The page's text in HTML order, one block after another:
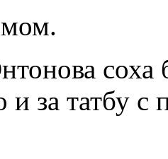
соха
и за татбу